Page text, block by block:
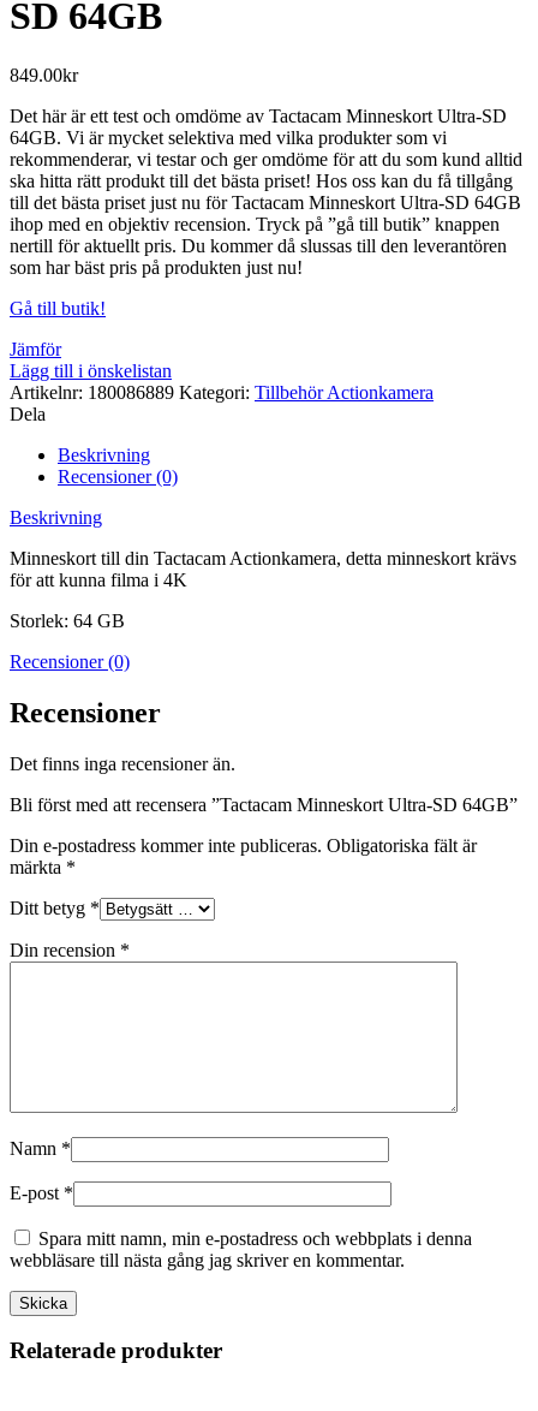
SD 64GB
849.00kr
Det här är ett test och omdöme av Tactacam Minneskort Ultra-SD
64GB. Vi är mycket selektiva med vilka produkter som vi
rekommenderar, vi testar och ger omdöme för att du som kund alltid
ska hitta rätt produkt till det bästa priset! Hos oss kan du få tillgång
till det bästa priset just nu för Tactacam Minneskort Ultra-SD 64GB
ihop med en objektiv recension. Tryck på ”gå till butik” knappen
nertill för aktuellt pris. Du kommer då slussas till den leverantören
som har bäst pris på produkten just nu!
Gå till butik!
Jämför
Lägg till i önskelistan
Artikelnr: 180086889 Kategori: Tillbehör Actionkamera
Dela
Beskrivning
Recensioner (0)
Beskrivning
Minneskort till din Tactacam Actionkamera, detta minneskort krävs
för att kunna filma i 4K
Storlek: 64 GB
Recensioner (0)
Recensioner
Det finns inga recensioner än.
Bli först med att recensera ”Tactacam Minneskort Ultra-SD 64GB”
Din e-postadress kommer inte publiceras. Obligatoriska fält är
märkta *
Ditt betyg *
Din recension *
Namn *
E-post *
Spara mitt namn, min e-postadress och webbplats i denna
webbläsare till nästa gång jag skriver en kommentar.
Relaterade produkter